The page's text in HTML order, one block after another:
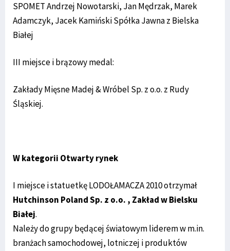
SPOMET Andrzej Nowotarski, Jan Mędrzak, Marek
Adamczyk, Jacek Kamiński Spółka Jawna z Bielska
Białej
III miejsce i brązowy medal:
Zakłady Mięsne Madej & Wróbel Sp. z o.o. z Rudy
Śląskiej.
W kategorii Otwarty rynek
I miejsce i statuetkę LODOŁAMACZA 2010 otrzymał
Hutchinson Poland Sp. z o.o. , Zakład w Bielsku
Białej.
Należy do grupy będącej światowym liderem w m.in.
branżach samochodowej, lotniczej i produktów